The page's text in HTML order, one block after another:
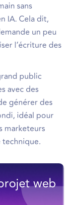
sans
IA. Cela dit,
un peu
l’écriture des
public
avec des
générer des
idéal pour
marketeurs
web